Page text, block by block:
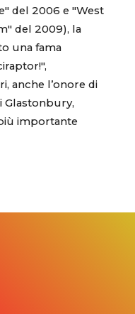
del 2006 e "West
del 2009), la
una fama
anche l’onore di
Glastonbury,
importante